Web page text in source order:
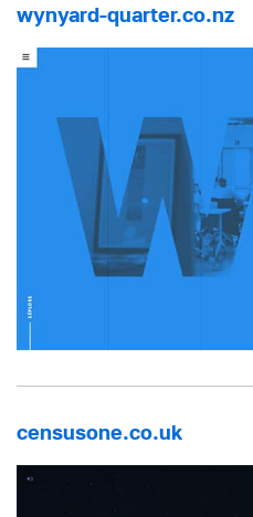
wynyard-quarter.co.nz
censusone.co.uk